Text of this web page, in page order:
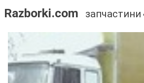
Razborki.com запчастини